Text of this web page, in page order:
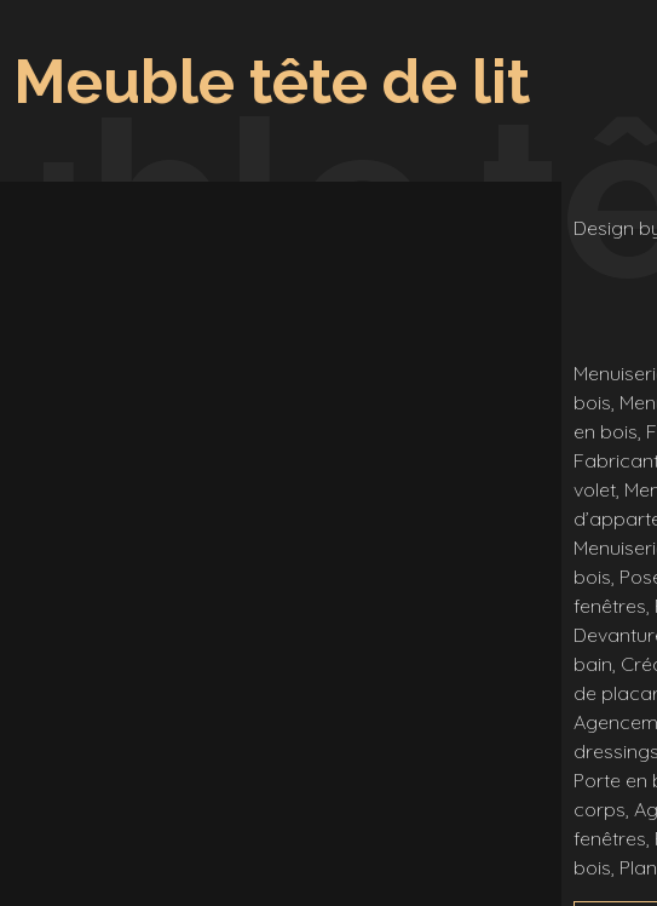
Meuble tête de lit
Design
bois,
en bois,
volet,
bois,
fenêtres,
bain,
de
Porte en
corps,
fenêtres,
bois,